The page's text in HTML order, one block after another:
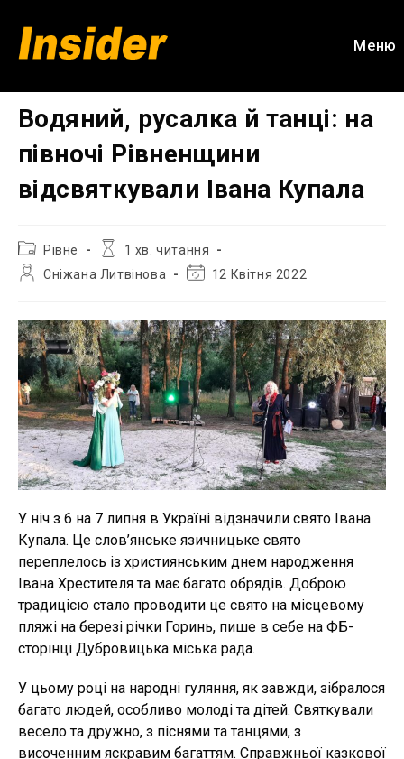
вмісту
Меню
Водяний, русалка й танці: на
півночі Рівненщини
відсвяткували Івана Купала
Категорія
запису:
Рівне
Час
1 хв. читання
АвторСніжана Литвінова
Остання12 Квітня 2022
У ніч з 6 на 7 липня в Україні відзначили свято Івана
Купала. Це слов’янське язичницьке свято
переплелось із християнським днем народження
Івана Хрестителя та має багато обрядів. Доброю
традицією стало проводити це свято на місцевому
пляжі на березі річки Горинь, пише в себе на ФБ-
сторінці Дубровицька міська рада.
У цьому році на народні гуляння, як завжди, зібралося
багато людей, особливо молоді та дітей. Святкували
весело та дружно, з піснями та танцями, з
височенним яскравим багаттям. Справжньої казкової